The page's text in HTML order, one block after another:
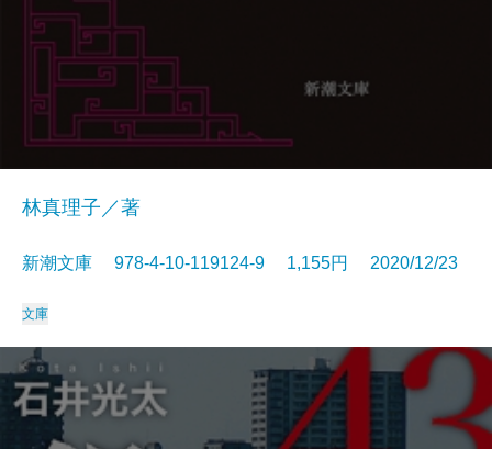
林真理子／著
新潮文庫 978-4-10-119124-9 1,155円 2020/12/23
文庫